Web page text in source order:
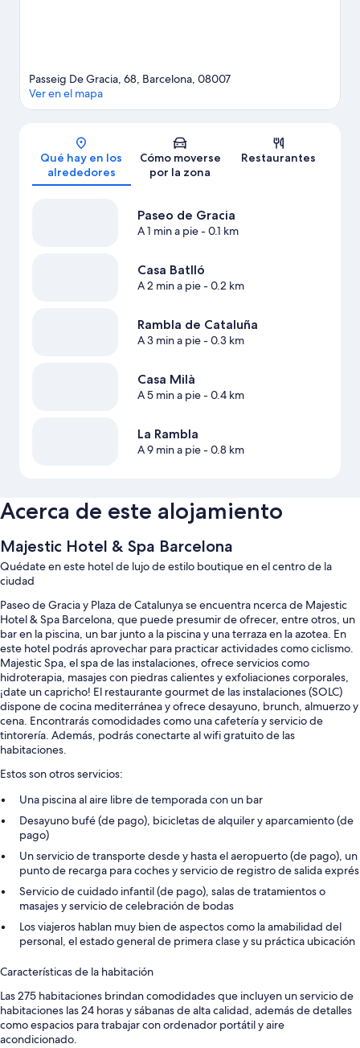
Mapa
Passeig De Gracia, 68, Barcelona, 08007
Ver en el mapa
Qué hay en los
alrededores
Cómo moverse
por la zona
Restaurantes
Paseo de Gracia
A 1 min a pie- 0.1 km
Casa Batlló
A 2 min a pie- 0.2 km
Rambla de Cataluña
A 3 min a pie- 0.3 km
Casa Milà
A 5 min a pie- 0.4 km
La Rambla
A 9 min a pie- 0.8 km
Acerca de este alojamiento
Majestic Hotel & Spa Barcelona
Quédate en este hotel de lujo de estilo boutique en el centro de la
ciudad
Paseo de Gracia y Plaza de Catalunya se encuentra ncerca de Majestic
Hotel & Spa Barcelona, que puede presumir de ofrecer, entre otros, un
bar en la piscina, un bar junto a la piscina y una terraza en la azotea. En
este hotel podrás aprovechar para practicar actividades como ciclismo.
Majestic Spa, el spa de las instalaciones, ofrece servicios como
hidroterapia, masajes con piedras calientes y exfoliaciones corporales,
¡date un capricho! El restaurante gourmet de las instalaciones (SOLC)
dispone de cocina mediterránea y ofrece desayuno, brunch, almuerzo y
cena. Encontrarás comodidades como una cafetería y servicio de
tintorería. Además, podrás conectarte al wifi gratuito de las
habitaciones.
Estos son otros servicios:
Una piscina al aire libre de temporada con un bar
Desayuno bufé (de pago), bicicletas de alquiler y aparcamiento (de
pago)
Un servicio de transporte desde y hasta el aeropuerto (de pago), un
punto de recarga para coches y servicio de registro de salida exprés
Servicio de cuidado infantil (de pago), salas de tratamientos o
masajes y servicio de celebración de bodas
Los viajeros hablan muy bien de aspectos como la amabilidad del
personal, el estado general de primera clase y su práctica ubicación
Características de la habitación
Las 275 habitaciones brindan comodidades que incluyen un servicio de
habitaciones las 24 horas y sábanas de alta calidad, además de detalles
como espacios para trabajar con ordenador portátil y aire
acondicionado.